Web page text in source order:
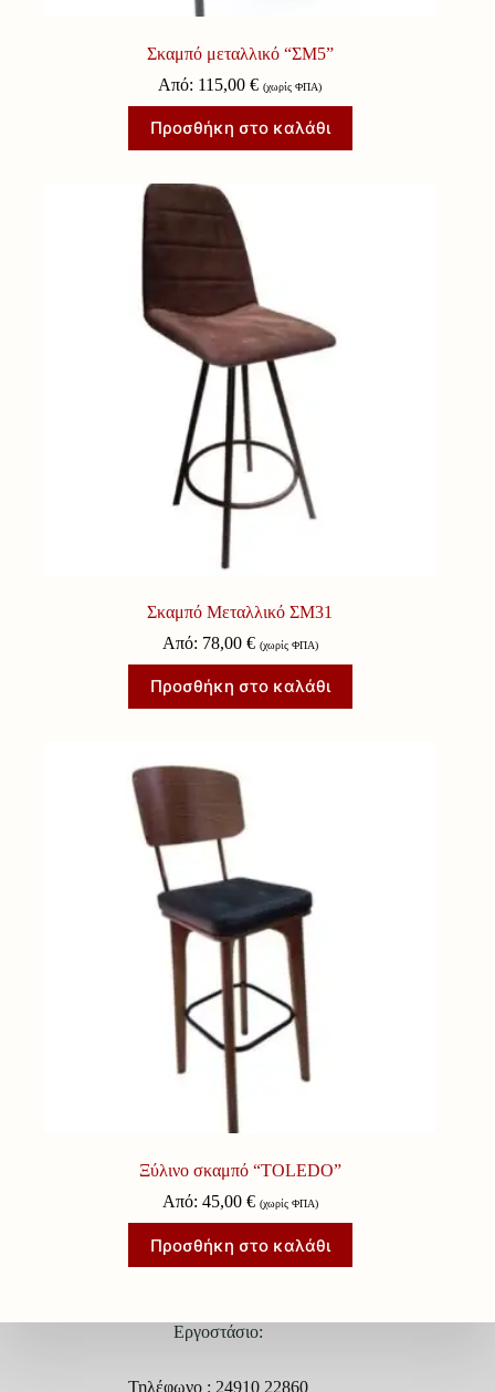
Σκαμπό μεταλλικό “ΣΜ5”
Από: 115,00€ (χωρίς ΦΠΑ)
Προσθήκη στο καλάθι
Σκαμπό Μεταλλικό ΣΜ31
Από: 78,00 € (χωρίς ΦΠΑ)
Προσθήκη στο καλάθι
Ξύλινο σκαμπό “TOLEDO”
Από: 45,00 € (χωρίς ΦΠΑ)
Προσθήκη στο καλάθι
Εργοστάσιο:
Τηλέφωνο : 24910 22860